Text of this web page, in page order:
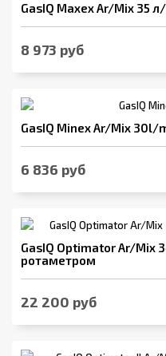
GasIQ Maxex Ar/Mix 35
8 973 руб
GasIQ Minex Ar/Mix 30l/
6 836 руб
GasIQ Optimator Ar/
ротаметром
22 200 руб